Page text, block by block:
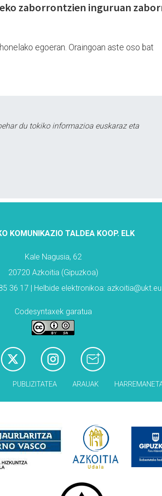
zaborrontzien inguruan
egoeran. Oraingoan aste oso bat
du tokiko informazioa euskaraz eta
KOMUNIKAZIO TALDEA KOOP. ELK
Kale Nagusia, 62
20720 Azkoitia (Gipuzkoa)
36 17 | Helbide elektronikoa:
Codesyntaxek garatua
PUBLIZITATEA ARAUAK